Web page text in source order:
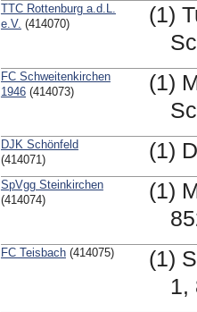
TTC Rottenburg a.d.L.
e.V. (414070)
(1)
FC Schweitenkirchen
1946(414073)
(1)
DJK Schönfeld
(414071)
(1)
SpVgg Steinkirchen
(414074)
(1)
FC Teisbach(414075)
(1)
1,